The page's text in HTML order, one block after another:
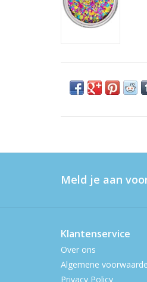
Meld je aan
Klantenservice
Over ons
Algemene
Privacy Policy